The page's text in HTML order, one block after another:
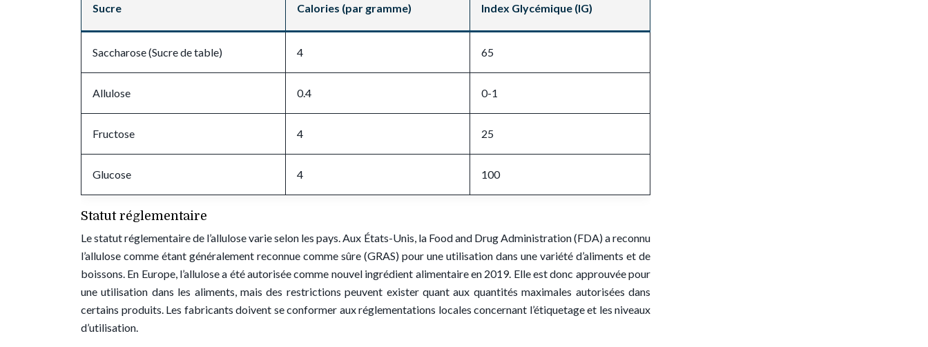
Sucre Calories (par gramme) Index Glycémique (IG)
Saccharose (Sucre de table) 4 65
Allulose 0.4 0-1
Fructose 4 25
Glucose 4 100
Statut réglementaire
Le statut réglementaire de l’allulose varie selon les pays. Aux États-Unis, la Food and Drug Administration (FDA) a reconnu
l’allulose comme étant généralement reconnue comme sûre (GRAS) pour une utilisation dans une variété d’aliments et de
boissons. En Europe, l’allulose a été autorisée comme nouvel ingrédient alimentaire en 2019. Elle est donc approuvée pour
une utilisation dans les aliments, mais des restrictions peuvent exister quant aux quantités maximales autorisées dans
certains produits. Les fabricants doivent se conformer aux réglementations locales concernant l’étiquetage et les niveaux
d’utilisation.